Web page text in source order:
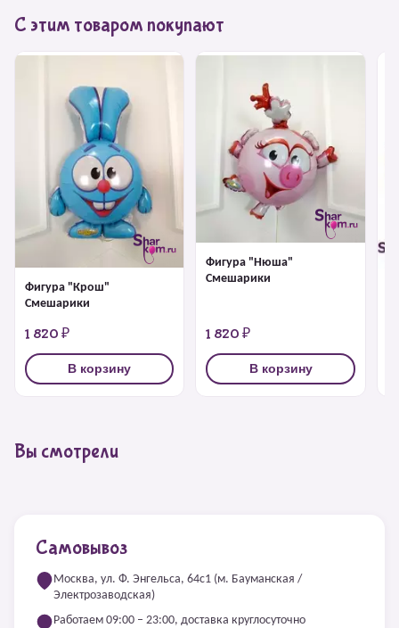
С этим товаром покупают
Фигура "Крош"
Смешарики
1 820 ₽
В корзину
Фигура "Нюша"
Смешарики
1 820 ₽
В корзину
Вы смотрели
Самовывоз
Москва, ул. Ф. Энгельса, 64с1 (м. Бауманская /
Электрозаводская)
Работаем 09:00 – 23:00, доставка круглосуточно